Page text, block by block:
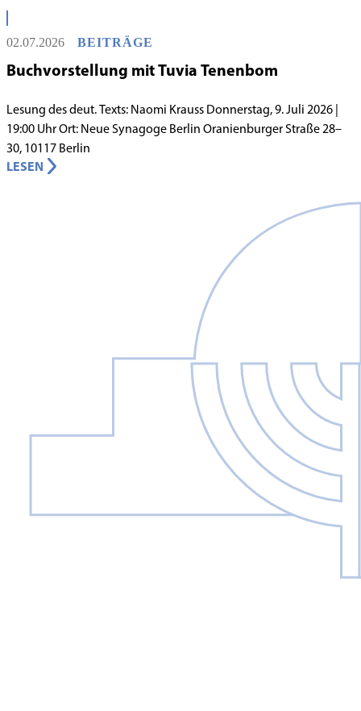
schwierigen Voraussetzungen. Vor dem Hintergrund eines
innergemeindlichen Wandels entstand bereits 1983 die Idee, eine
jüdische Grundschule zu gründen.
02.07.2026 BEITRÄGE
Buchvorstellung mit Tuvia Tenenbom
Lesung des deut. Texts: Naomi Krauss Donnerstag, 9. Juli 2026 |
19:00 Uhr Ort: Neue Synagoge Berlin Oranienburger Straße 28–
30, 10117 Berlin
LESEN